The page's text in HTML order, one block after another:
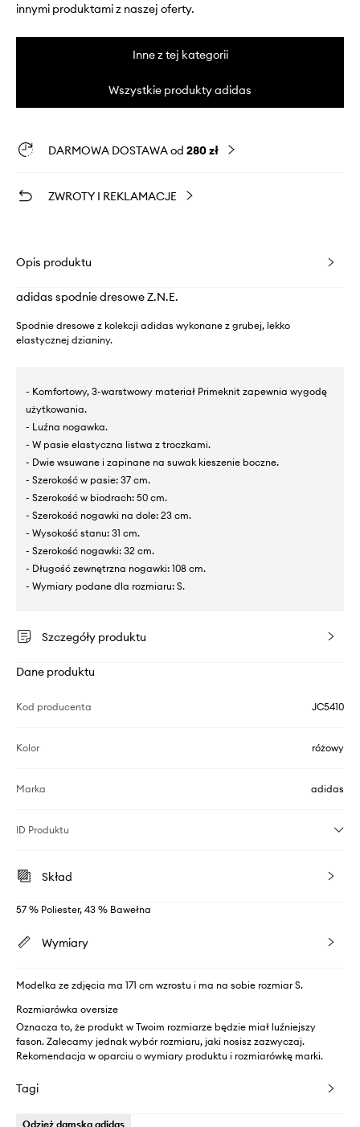
innymi produktami z naszej oferty.
Inne z tej kategorii
Wszystkie produkty adidas
DARMOWA DOSTAWA od 280 zł
ZWROTY I REKLAMACJE
Opis produktu
adidas spodnie dresowe Z.N.E.
Spodnie dresowe z kolekcji adidas wykonane z grubej, lekko
elastycznej dzianiny.
- Komfortowy, 3-warstwowy materiał Primeknit zapewnia wygodę
użytkowania.
- Luźna nogawka.
- W pasie elastyczna listwa z troczkami.
- Dwie wsuwane i zapinane na suwak kieszenie boczne.
- Szerokość w pasie: 37 cm.
- Szerokość w biodrach: 50 cm.
- Szerokość nogawki na dole: 23 cm.
- Wysokość stanu: 31 cm.
- Szerokość nogawki: 32 cm.
- Długość zewnętrzna nogawki: 108 cm.
- Wymiary podane dla rozmiaru: S.
Szczegóły produktu
Dane produktu
Kod producenta JC5410
Kolor różowy
Marka adidas
ID Produktu
Skład
57 % Poliester, 43 % Bawełna
Wymiary
Modelka ze zdjęcia ma 171 cm wzrostu i ma na sobie rozmiar S.
Rozmiarówka oversize
Oznacza to, że produkt w Twoim rozmiarze będzie miał luźniejszy
fason. Zalecamy jednak wybór rozmiaru, jaki nosisz zazwyczaj.
Rekomendacja w oparciu o wymiary produktu i rozmiarówkę marki.
Tagi
Odzież damska adidas